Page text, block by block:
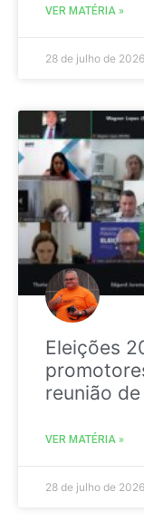
VER MATÉRIA »
28 de julho de 2026
Eleições
reunião
VER MATÉRIA »
28 de julho de 2026